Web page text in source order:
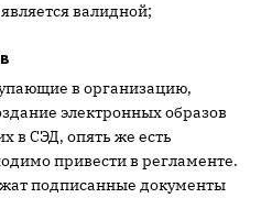
валидной;
в организацию,
электронных образов
в СЭД, опять же есть
привести в регламенте.
подписанные документы